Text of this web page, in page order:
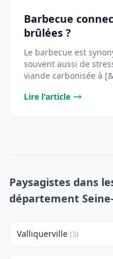
Barbecue
brûlées ?
Le barbecue est
souvent aussi de
viande carbonisée à
Lire l'article
Paysagistes dans
département
Valliquerville (3)